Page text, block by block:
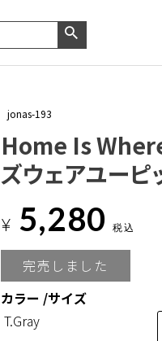
jonas-193
Home Is
ズウェアユーピ
¥ 5,280 税込
完売しました
カラー サイズ
T.Gray